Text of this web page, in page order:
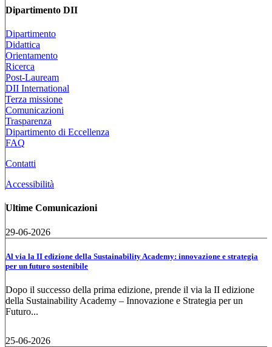
Dipartimento DII
Dipartimento
Didattica
Orientamento
Ricerca
Post-Lauream
DII International
Terza missione
Comunicazioni
Trasparenza
Dipartimento di Eccellenza
FAQ
Contatti
Accessibilità
Ultime Comunicazioni
29-06-2026
Al via la II edizione della Sustainability Academy: innovazione e strategia
per un futuro sostenibile
Dopo il successo della prima edizione, prende il via la II edizione
della Sustainability Academy – Innovazione e Strategia per un
Futuro...
25-06-2026